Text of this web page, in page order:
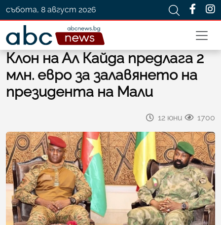
събота, 8 август 2026
Клон на Ал Кайда предлага 2
млн. евро за залавянето на
президента на Мали
12 юни 1700